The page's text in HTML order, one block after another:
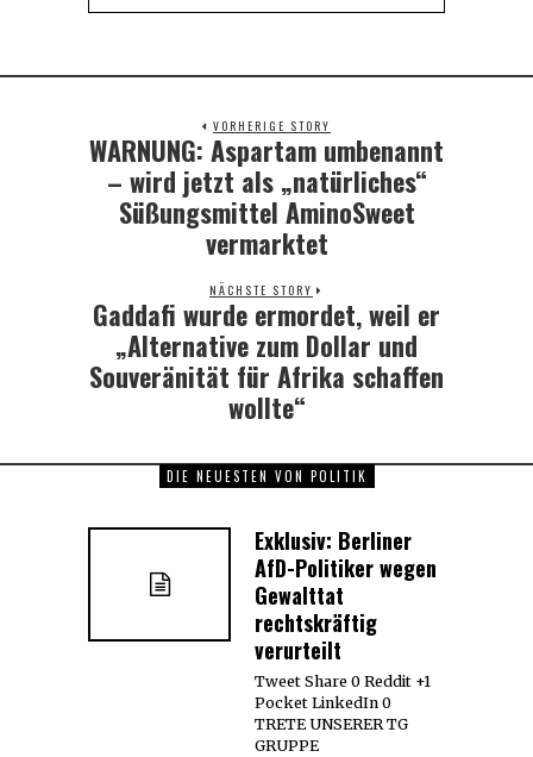
VORHERIGE STORY
Previous
WARNUNG: Aspartam umbenannt
– wird jetzt als „natürliches“
Süßungsmittel AminoSweet
vermarktet
NÄCHSTE STORY
Next
Gaddafi wurde ermordet, weil er
„Alternative zum Dollar und
Souveränität für Afrika schaffen
wollte“
DIE NEUESTEN VON POLITIK
Exklusiv: Berliner
AfD-Politiker wegen
Gewalttat
rechtskräftig
verurteilt
Tweet Share 0 Reddit +1
Pocket LinkedIn 0
TRETE UNSERER TG
GRUPPE